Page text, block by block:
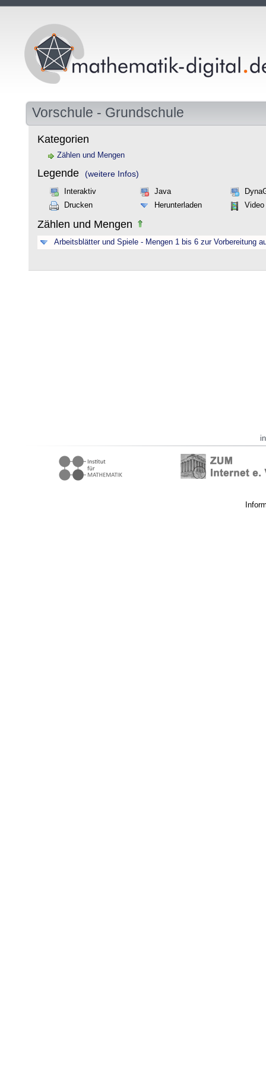
Vorschule - Grundschule
Kategorien
Zählen und Mengen
Legende (weitere Infos)
Interaktiv Java
Drucken
Herunterladen Video
Zählen und Mengen
Arbeitsblätter und Spiele - Mengen 1 bis 6 zur Vorbereitung